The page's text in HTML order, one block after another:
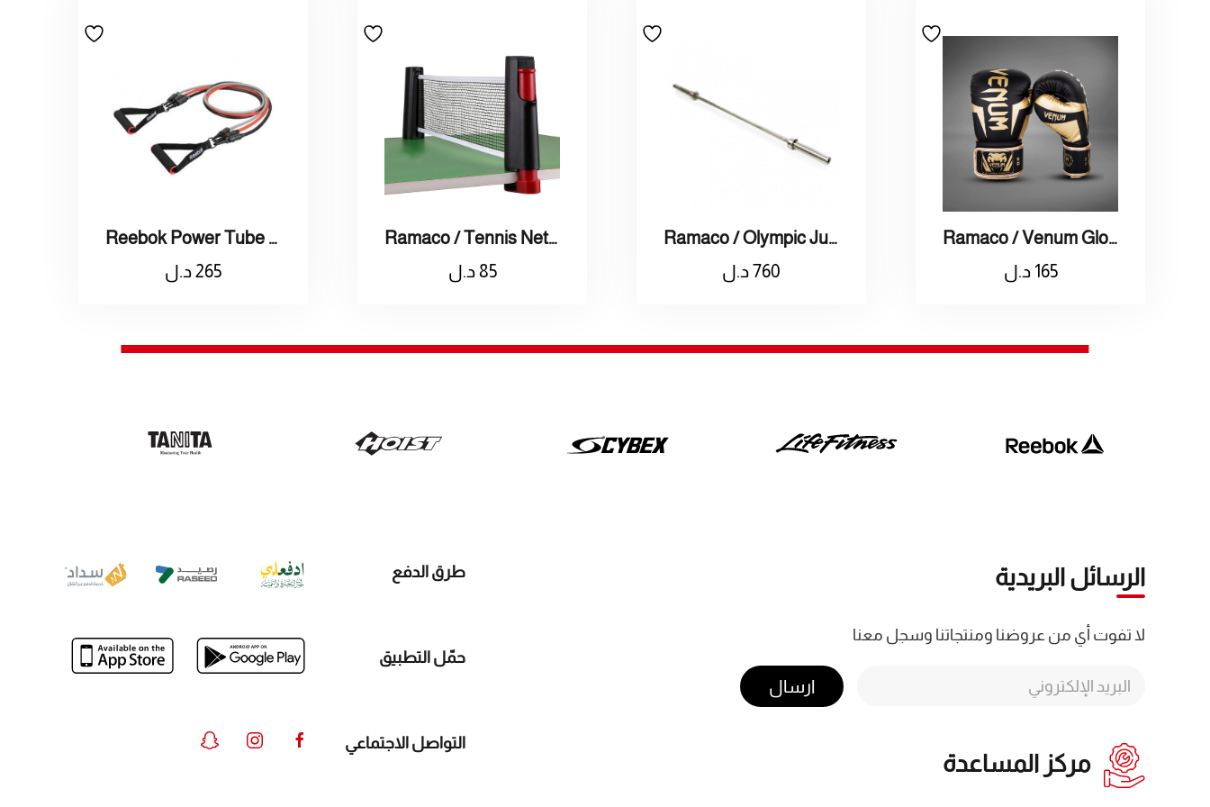
Ramaco / Venum Gloves Kick Boxing 12oz / راماكو / قفازات كيك بوكسينق
165 د.ل
Ramaco / Olympic Junior Bar / راماكو / بار اولمبي جونيور
760د.ل
Ramaco / Tennis Net / راماكو / شبكة تنس حديثة
85 د.ل
Reebok Power Tube Set Of / حبل مقاومة ريبوك
265د.ل
الرسائل البريدية
لا تفوت أي من عروضنا ومنتجاتنا وسجل معنا
ارسال
مركز المساعدة
طرق الدفع
حمّل التطبيق
التواصل الاجتماعي